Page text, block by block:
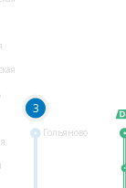
Гольяново
3